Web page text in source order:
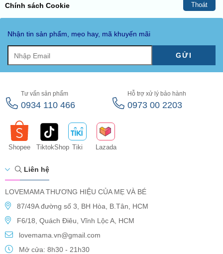
Chính sách Cookie
Thoát
Nhận tin sản phẩm, mẹo hay, mã khuyến mãi
GỬI
Tư vấn sản phẩm
0934 110 466
Hỗ trợ xử lý bảo hành
0973 00 2203
Shopee TiktokShop Tiki Lazada
Liên hệ
LOVEMAMA THƯƠNG HIỆU CỦA MẸ VÀ BÉ
87/49A đường số 3, BH Hòa, B.Tân, HCM
F6/18, Quách Điêu, Vĩnh Lộc A, HCM
lovemama.vn@gmail.com
Mở cửa: 8h30 - 21h30